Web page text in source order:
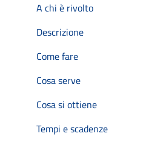
A chi è rivolto
Descrizione
Come fare
Cosa serve
Cosa si ottiene
Tempi e scadenze